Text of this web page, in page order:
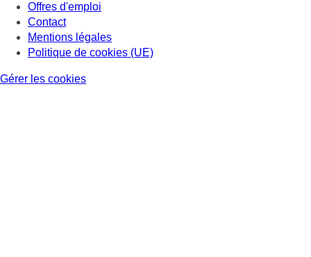
Offres d'emploi
Contact
Mentions légales
Politique de cookies (UE)
Gérer les cookies